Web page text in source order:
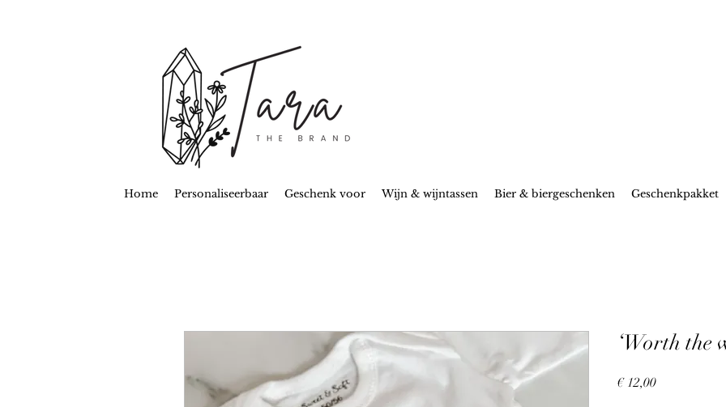
Home Personaliseerbaar Geschenk voor Wijn & wijntassen Bier & biergeschenken Geschenkpakket
‘Worth the
€ 12,00Prijs